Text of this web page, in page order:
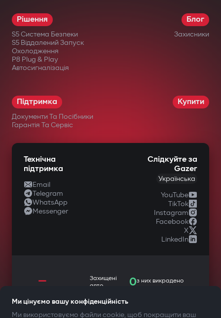
Рішення
S5 Система Безпеки
S5 Віддалений Запуск
Охолодження
P8 Plug & Play
Автосигналізація
Блог
Захисники
Підтримка
Документи Та Посібники
Гарантія Та Сервіс
Купити
Технічна
підтримка
Email
Telegram
WhatsApp
Messenger
Слідкуйте за
Gazer
Українська
YouTube
TikTok
Instagram
Facebook
X
LinkedIn
—
Захищені
авто
0з них викрадено
Ми цінуємо вашу конфіденційність
Ми використовуємо файли cookie, щоб покращити ваш